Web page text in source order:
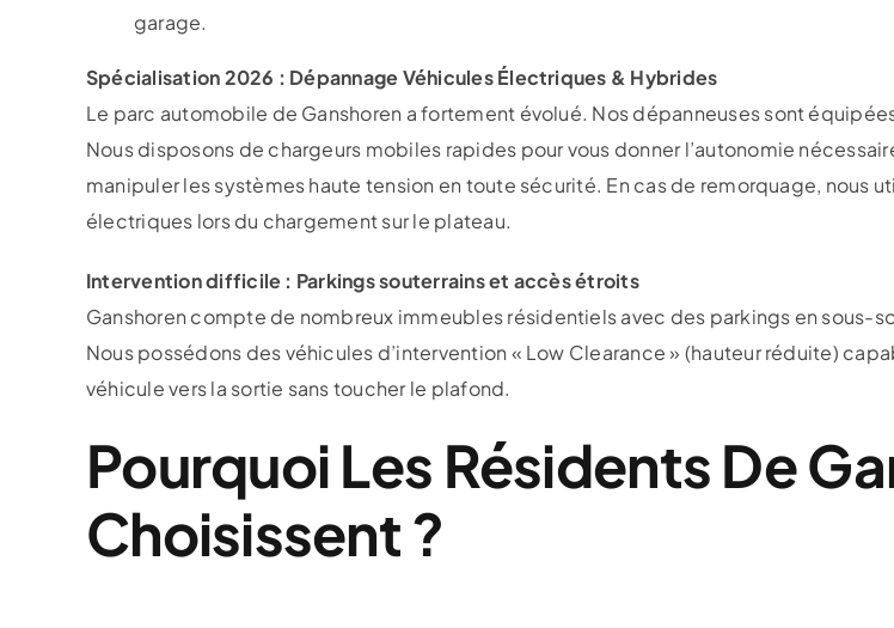
garage.
Spécialisation 2026 : Dépannage Véhicules Électriques & Hybrides
Le parc automobile de Ganshoren a fortement évolué. Nos dépanneuses sont
Nous disposons de chargeurs mobiles rapides pour vous donner l’autonomie
manipuler les systèmes haute tension en toute sécurité. En cas de remorquage, nous
électriques lors du chargement sur le plateau.
Intervention difficile : Parkings souterrains et accès étroits
Ganshoren compte de nombreux immeubles résidentiels avec des parkings en sous-
Nous possédons des véhicules d’intervention « Low Clearance » (hauteur réduite)
véhicule vers la sortie sans toucher le plafond.
Pourquoi Les Résidents De
Choisissent ?